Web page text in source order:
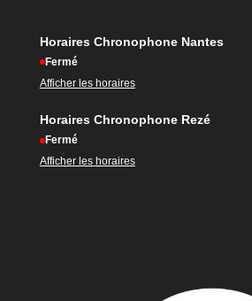
Horaires Chronophone Nantes
Fermé
Afficher les horaires
Horaires Chronophone Rezé
Fermé
Afficher les horaires